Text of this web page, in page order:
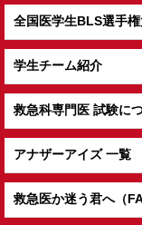
全国医学生BLS選手権
学生チーム紹介
救急科専門医 試験に
アナザーアイズ 一覧
救急医か迷う君へ（